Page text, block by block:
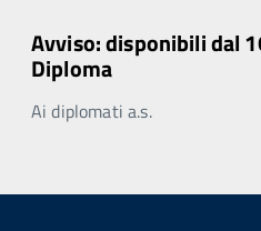
Avviso: disponibili dal
Diploma
Ai diplomati a.s.